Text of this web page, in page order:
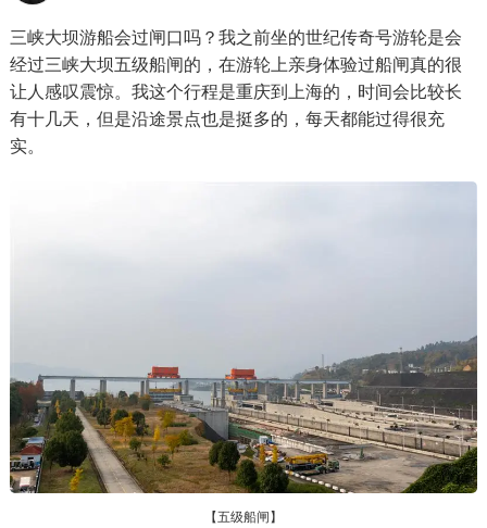
三峡大坝游船会过闸口吗？我之前坐的世纪传奇号游轮是会
经过三峡大坝五级船闸的，在游轮上亲身体验过船闸真的很
让人感叹震惊。我这个行程是重庆到上海的，时间会比较长
有十几天，但是沿途景点也是挺多的，每天都能过得很充
实。
【五级船闸】